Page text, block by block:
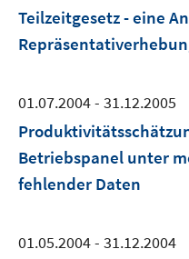
Teilzeitgesetz - eine
01.07.2004 - 31.12.2005
Betriebspanel unter
fehlender Daten
01.05.2004 - 31.12.2004